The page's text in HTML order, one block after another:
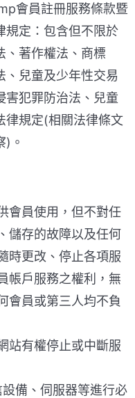
會員註冊服務條款暨
規定：包含但不限於
、著作權法、商標
、兒童及少年性交易
害犯罪防治法、兒童
律規定(相關法律條文
)。
會員使用，但不對任
儲存的故障以及任何
時更改、停止各項服
帳戶服務之權利，無
會員或第三人均不負
站有權停止或中斷服
備、伺服器等進行必